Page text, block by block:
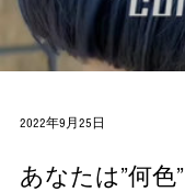
2022年9月25日
あなたは”何色”